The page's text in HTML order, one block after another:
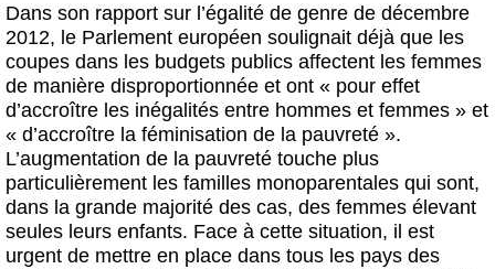
Dans son rapport sur l’égalité de genre de décembre
2012, le Parlement européen soulignait déjà que les
coupes dans les budgets publics affectent les femmes
de manière disproportionnée et ont « pour effet
d’accroître les inégalités entre hommes et femmes » et
« d’accroître la féminisation de la pauvreté ».
L’augmentation de la pauvreté touche plus
particulièrement les familles monoparentales qui sont,
dans la grande majorité des cas, des femmes élevant
seules leurs enfants. Face à cette situation, il est
urgent de mettre en place dans tous les pays des